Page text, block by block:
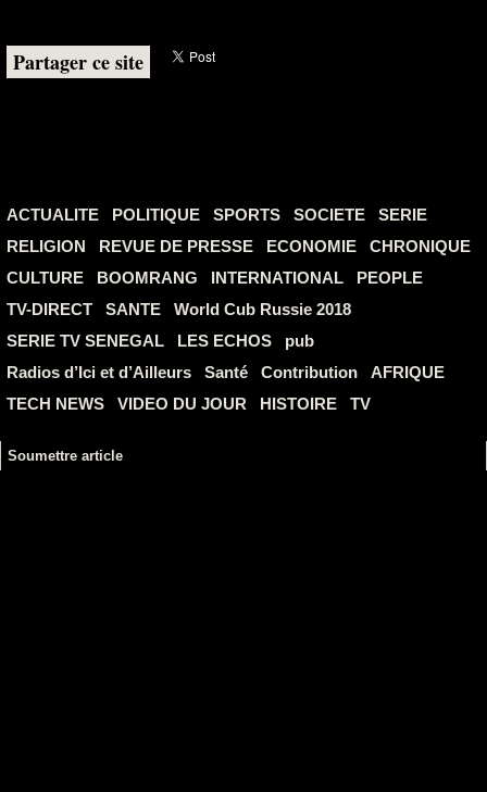
Partager ce site
ACTUALITE POLITIQUE SPORTS SOCIETE
SERIE
RELIGION
REVUE DE PRESSE ECONOMIE
CHRONIQUE
CULTURE
BOOMRANG INTERNATIONAL
PEOPLE
TV-DIRECT
SANTE
World Cub Russie 2018
SERIE TV SENEGAL
LES ECHOS
pub
Radios d’Ici et d’Ailleurs
Santé Contribution
AFRIQUE
TECH NEWS
VIDEO DU JOUR HISTOIRE TV
Soumettre article